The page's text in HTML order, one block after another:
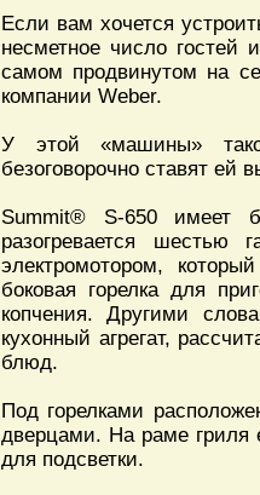
Если вам хочется
несметное число гостей
самом продвинутом на
компании Weber.
У этой «машины»
безоговорочно ставят ей
Summit® S-650 имеет
разогревается
электромотором,
боковая горелка для
копчения. Другими
кухонный агрегат,
блюд.
Под горелками
дверцами. На раме гриля
для подсветки.